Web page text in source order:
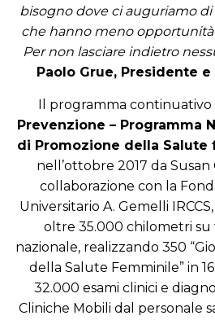
bisogno dove ci auguriamo
che hanno meno opportunità
Per non lasciare indietro
Paolo Grue, Presidente e
Il programma continuativo
Prevenzione – Programma
di Promozione della Salute
nell’ottobre 2017 da Susan
collaborazione con la
Universitario A. Gemelli
oltre 35.000 chilometri
nazionale, realizzando 350
della Salute Femminile” in
32.000 esami clinici e
Cliniche Mobili dal personale